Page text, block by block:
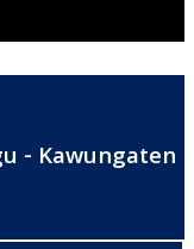
- Kawungaten